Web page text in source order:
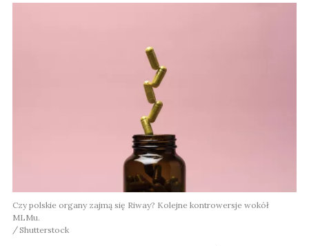
Czy polskie organy zajmą się Riway? Kolejne kontrowersje wokół
MLMu.
Shutterstock